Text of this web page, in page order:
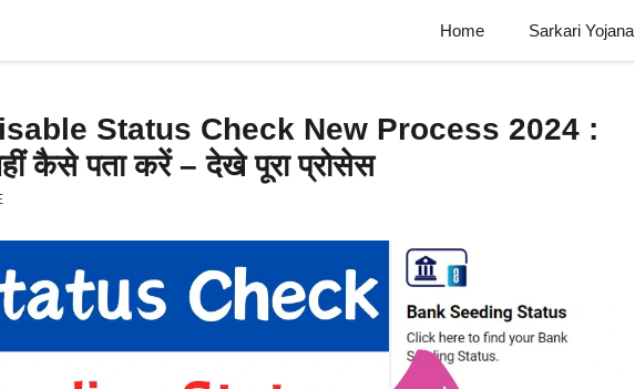
Home Sarkari Yojana
Status Check New Process 2024 :
कैसे पता करें – देखे पूरा प्रोसेस